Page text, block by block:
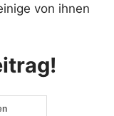
von ihnen